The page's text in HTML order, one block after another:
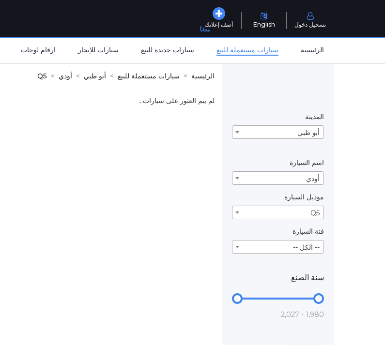
أضف إعلانك
مجاناً
English تسجيل دخول
الرئيسية سيارات مستعملة للبيع سيارات جديدة للبيع سيارات للإيجار ارقام لوحات
المدينة
أبو ظبي
اسم السيارة
أودي
موديل السيارة
Q5
فئة السيارة
-- الكل --
سنة الصنع
1,980 - 2,027
الرئيسية سيارات مستعملة للبيع أبو ظبي أودي Q5
لم يتم العثور على سيارات...